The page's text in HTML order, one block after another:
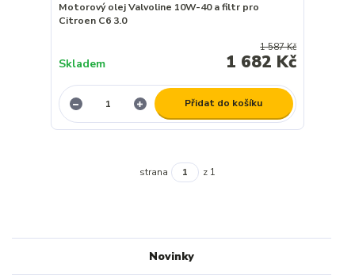
Motorový olej Valvoline 10W-40 a filtr pro
Citroen C6 3.0
1 587 Kč
1 682 Kč
Skladem
Přidat do košíku
strana z 1
Novinky